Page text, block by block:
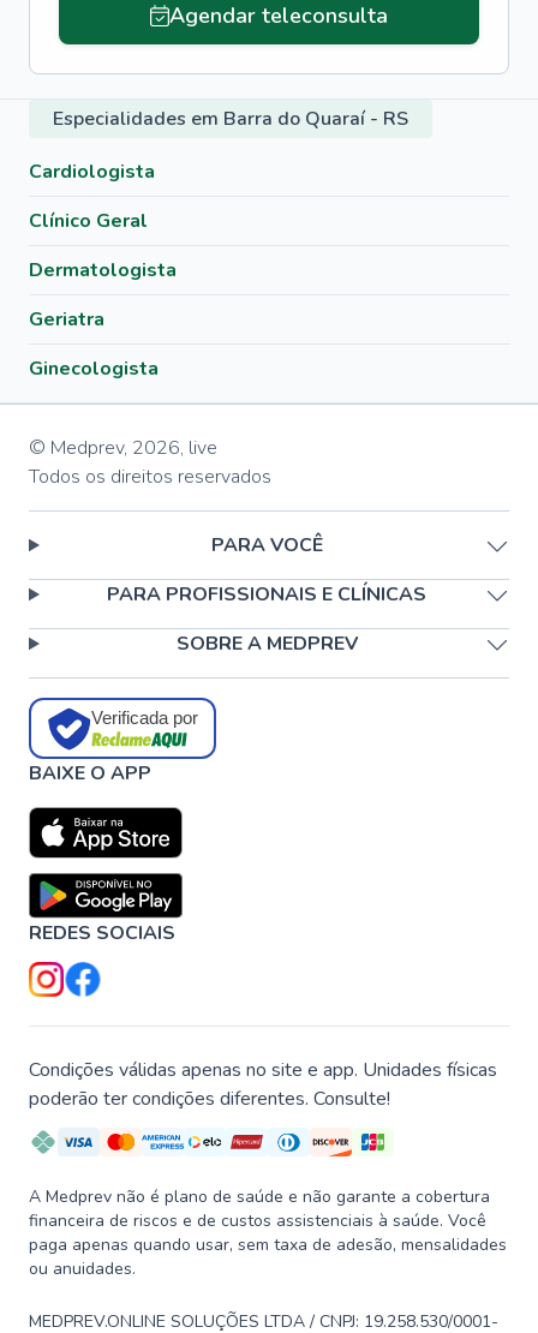
Agendar teleconsulta
Especialidades em Barra do Quaraí - RS
Cardiologista
Clínico Geral
Dermatologista
Geriatra
Ginecologista
© Medprev, 2026, live
Todos os direitos reservados
PARA VOCÊ
PARA PROFISSIONAIS E CLÍNICAS
SOBRE A MEDPREV
Verificada por
BAIXE O APP
REDES SOCIAIS
Condições válidas apenas no site e app. Unidades físicas
poderão ter condições diferentes. Consulte!
A Medprev não é plano de saúde e não garante a cobertura
financeira de riscos e de custos assistenciais à saúde. Você
paga apenas quando usar, sem taxa de adesão, mensalidades
ou anuidades.
MEDPREV.ONLINE SOLUÇÕES LTDA / CNPJ: 19.258.530/0001-